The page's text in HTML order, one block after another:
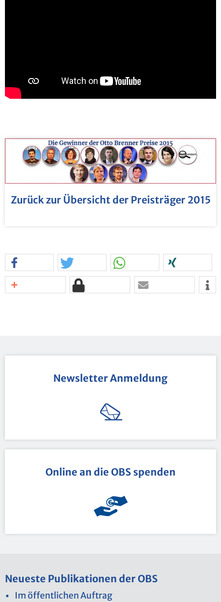
Zu­rück zur Über­sicht der Preis­trä­ger 2015
News­let­ter An­mel­dung
On­line an die OBS spen­den
Neu­es­te Pu­bli­ka­tio­nen der OBS
Im öf­fent­li­chen Auf­trag